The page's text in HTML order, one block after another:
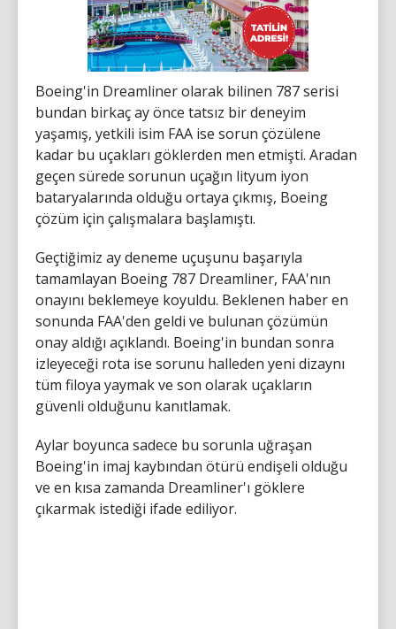
Boeing'in Dreamliner olarak bilinen 787 serisi
bundan birkaç ay önce tatsız bir deneyim
yaşamış, yetkili isim FAA ise sorun çözülene
kadar bu uçakları göklerden men etmişti. Aradan
geçen sürede sorunun uçağın lityum iyon
bataryalarında olduğu ortaya çıkmış, Boeing
çözüm için çalışmalara başlamıştı.
Geçtiğimiz ay deneme uçuşunu başarıyla
tamamlayan Boeing 787 Dreamliner, FAA'nın
onayını beklemeye koyuldu. Beklenen haber en
sonunda FAA'den geldi ve bulunan çözümün
onay aldığı açıklandı. Boeing'in bundan sonra
izleyeceği rota ise sorunu halleden yeni dizaynı
tüm filoya yaymak ve son olarak uçakların
güvenli olduğunu kanıtlamak.
Aylar boyunca sadece bu sorunla uğraşan
Boeing'in imaj kaybından ötürü endişeli olduğu
ve en kısa zamanda Dreamliner'ı göklere
çıkarmak istediği ifade ediliyor.